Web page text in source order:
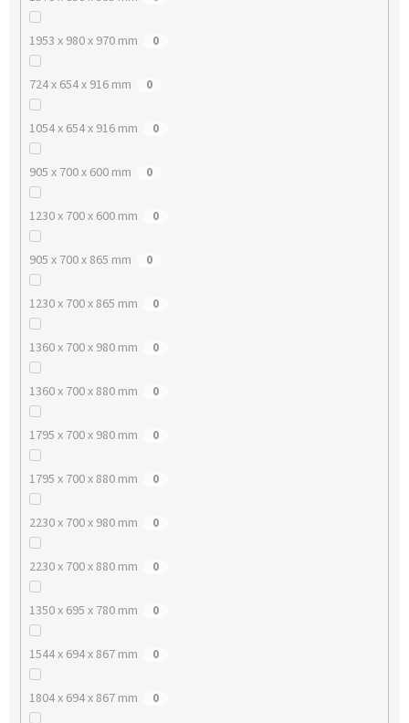
1953 x 980 x 970 mm 0
724 x 654 x 916 mm 0
1054 x 654 x 916 mm 0
905 x 700 x 600 mm 0
1230 x 700 x 600 mm 0
905 x 700 x 865 mm 0
1230 x 700 x 865 mm 0
1360 x 700 x 980 mm 0
1360 x 700 x 880 mm 0
1795 x 700 x 980 mm 0
1795 x 700 x 880 mm 0
2230 x 700 x 980 mm 0
2230 x 700 x 880 mm 0
1350 x 695 x 780 mm 0
1544 x 694 x 867 mm 0
1804 x 694 x 867 mm 0